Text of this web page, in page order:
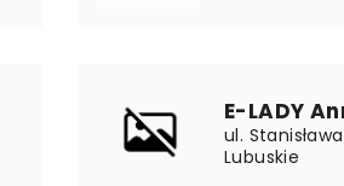
E-LADY
ul.
Lubuskie